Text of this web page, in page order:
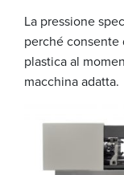
La pressione
perché
plastica al
macchina adatta.